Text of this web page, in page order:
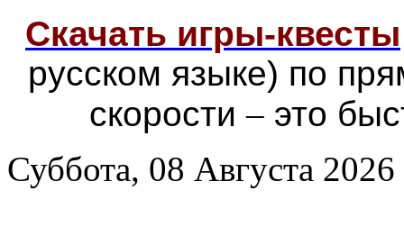
Скачать игры-квесты
русском языке) по
скорости– это
Суббота, 08 Августа 2026